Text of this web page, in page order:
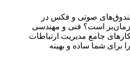
صوتی و فکس در
زمان‌بر است؟ فنی و مهندسی
جامع مدیریت ارتباطات
برای شما ساده و بهینه